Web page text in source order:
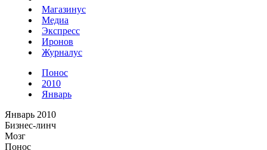
Магазинус
Медиа
Экспресс
Иронов
Журналус
Понос
2010
Январь
Январь 2010
Бизнес-линч
Мозг
Понос